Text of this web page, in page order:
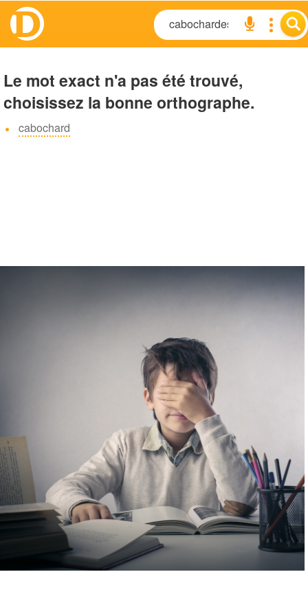
Le mot exact n'a pas été trouvé,
choisissez la bonne orthographe.
cabochard